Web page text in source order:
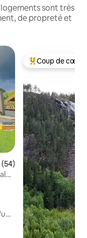
logements sont très
de propreté et
moyenne sur la
(54)
Coups de cœur
Coup de cœur